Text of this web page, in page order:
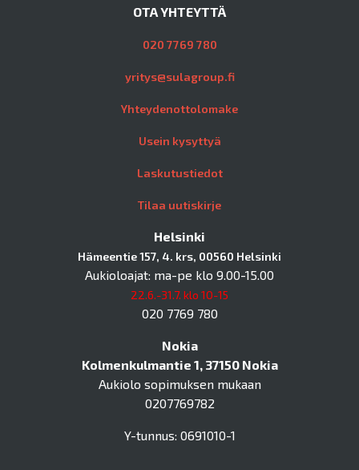
OTA YHTEYTTÄ
020 7769 780
yritys@sulagroup.fi
Yhteydenottolomake
Usein kysyttyä
Laskutustiedot
Tilaa uutiskirje
Helsinki
Hämeentie 157, 4. krs, 00560 Helsinki
Aukioloajat: ma-pe klo 9.00-15.00
22.6.-31.7. klo 10-15
020 7769 780
Nokia
Kolmenkulmantie 1, 37150 Nokia
Aukiolo sopimuksen mukaan
0207769782
Y-tunnus: 0691010-1